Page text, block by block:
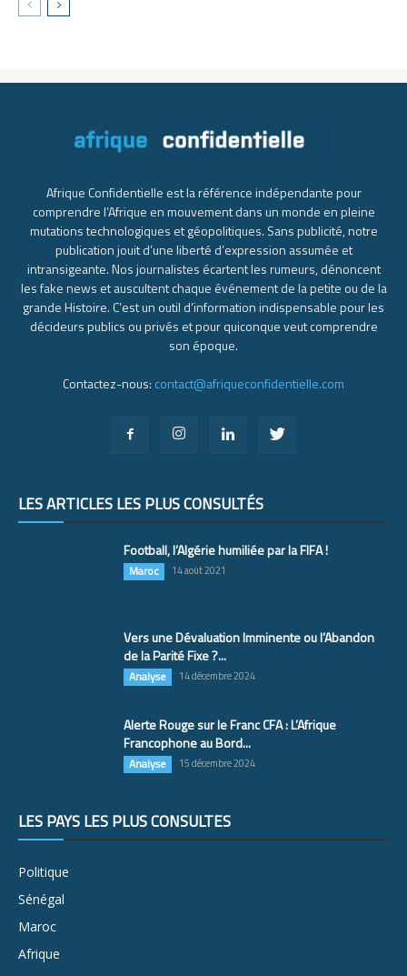
Afrique Confidentielle est la référence indépendante pour
comprendre l’Afrique en mouvement dans un monde en pleine
mutations technologiques et géopolitiques. Sans publicité, notre
publication jouit d’une liberté d’expression assumée et
intransigeante. Nos journalistes écartent les rumeurs, dénoncent
les fake news et auscultent chaque événement de la petite ou de la
grande Histoire. C’est un outil d’information indispensable pour les
décideurs publics ou privés et pour quiconque veut comprendre
son époque.
Contactez-nous: contact@afriqueconfidentielle.com
LES ARTICLES LES PLUS CONSULTÉS
Football, l’Algérie humiliée par la FIFA !
Maroc 14 août 2021
Vers une Dévaluation Imminente ou l’Abandon
de la Parité Fixe ?...
Analyse 14 décembre 2024
Alerte Rouge sur le Franc CFA : L’Afrique
Francophone au Bord...
Analyse 15 décembre 2024
LES PAYS LES PLUS CONSULTÉS
Politique
Sénégal
Maroc
Afrique